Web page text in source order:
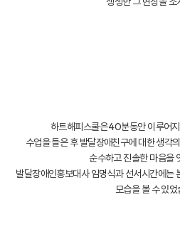
하트해피스쿨은 40분동안 이루어
수업을 들은 후 발달장애친구에 대한 생각
순수하고 진솔한 마음을
발달장애인홍보대사 임명식과 선서시간에는
모습을 볼 수 있었